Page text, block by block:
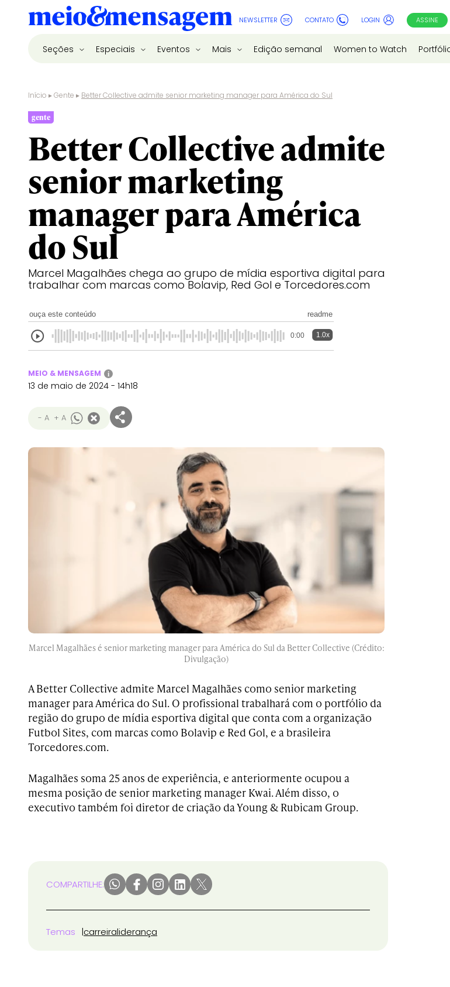
NEWSLETTER CONTATO LOGIN ASSINE
Seções Especiais Eventos Mais Edição semanal Women to Watch
Início ▸Gente ▸ Better Collective admite senior marketing manager para América do Sul
gente
Better Collective admite
senior marketing
manager para América
do Sul
Marcel Magalhães chega ao grupo de mídia esportiva digital para
trabalhar com marcas como Bolavip, Red Gol e Torcedores.com
ouça este conteúdo readme
0:00 1.0x
MEIO & MENSAGEM i
13 de maio de 2024 - 14h18
- A + A
Marcel Magalhães é senior marketing manager para América do Sul da Better Collective (Crédito:
Divulgação)
A Better Collective admite Marcel Magalhães como senior marketing
manager para América do Sul. O profissional trabalhará com o portfólio da
região do grupo de mídia esportiva digital que conta com a organização
Futbol Sites, com marcas como Bolavip e Red Gol, e a brasileira
Torcedores.com.
Magalhães soma 25 anos de experiência, e anteriormente ocupou a
mesma posição de senior marketing manager Kwai. Além disso, o
executivo também foi diretor de criação da Young & Rubicam Group.
COMPARTILHE:
Temas carreiraliderança